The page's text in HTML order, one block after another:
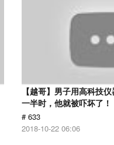
【越哥】男子用高科技
一半时，他就被吓坏了！
# 633
2018-10-22 06:06